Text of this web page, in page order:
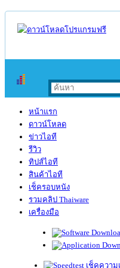
หน้าแรก
ดาวน์โหลด
ข่าวไอที
รีวิว
ทิปส์ไอที
สินค้าไอที
เช็ครอบหนัง
รวมคลิป Thaiware
เครื่องมือ
เช็คความ